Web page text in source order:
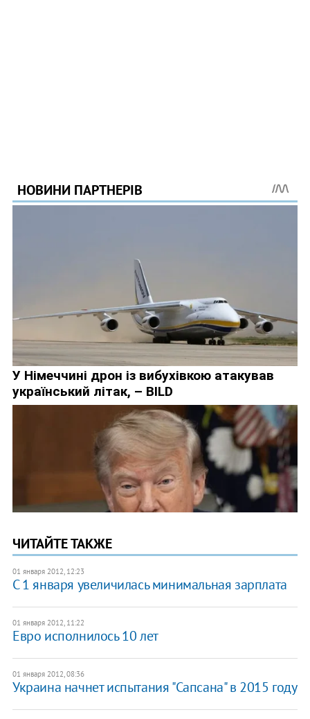
ЧИТАЙТЕ ТАКЖЕ
01 января 2012, 12:23
С 1 января увеличилась минимальная зарплата
01 января 2012, 11:22
Евро исполнилось 10 лет
01 января 2012, 08:36
​Украина начнет испытания "Сапсана" в 2015 году